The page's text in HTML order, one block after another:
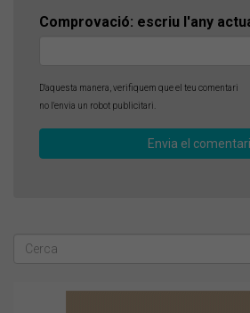
Comprovació: escriu l'any
D'aquesta manera, verifiquem que el teu comentari
no l'envia un robot publicitari.